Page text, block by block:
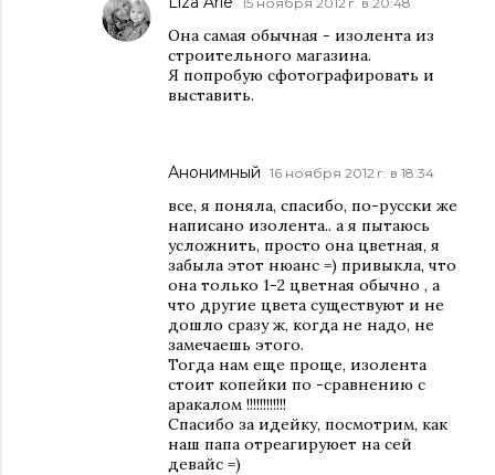
Она самая обычная - изолента из
строительного магазина.
Я попробую сфотографировать и
выставить.
Анонимный 16 ноября 2012 г. в 18:34
все, я поняла, спасибо, по-русски же
написано изолента.. а я пытаюсь
усложнить, просто она цветная, я
забыла этот нюанс =) привыкла, что
она только 1-2 цветная обычно , а
что другие цвета существуют и не
дошло сразу ж, когда не надо, не
замечаешь этого.
Тогда нам еще проще, изолента
стоит копейки по -сравнению с
аракалом !!!!!!!!!!!!
Спасибо за идейку, посмотрим, как
наш папа отреагируюет на сей
девайс =)